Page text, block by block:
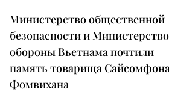
Министерство общественной
безопасности и Министерство
обороны Вьетнама почтили
память товарища Сайсомфона
Фомвихана